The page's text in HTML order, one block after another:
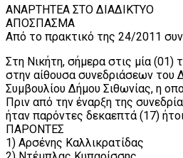
ΑΝΑΡΤΗΤΕΑ ΣΤΟ ΔΙΑΔΙΚΤΥΟ
ΑΠΟΣΠΑΣΜΑ
Από το πρακτικό της 24/2011
Στη Νικήτη, σήμερα στις μία (01)
στην αίθουσα συνεδριάσεων του
Συμβουλίου Δήμου Σιθωνίας, η
Πριν από την έναρξη της
ήταν παρόντες δεκαεπτά (17)
ΠΑΡΟΝΤΕΣ
1) Αρσένης Καλλικρατίδας